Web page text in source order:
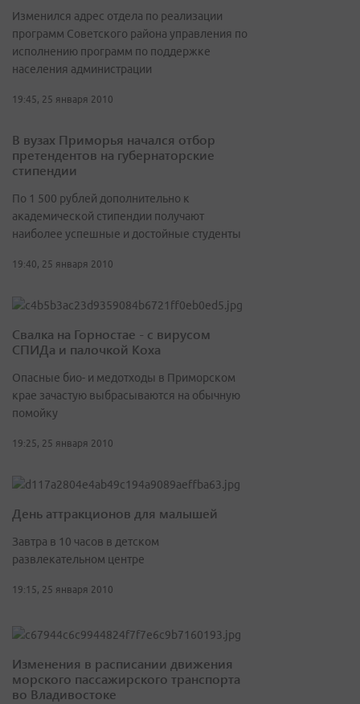
Изменился адрес отдела по реализации
программ Советского района управления по
исполнению программ по поддержке
населения администрации
19:45, 25 января 2010
В вузах Приморья начался отбор
претендентов на губернаторские
стипендии
По 1 500 рублей дополнительно к
академической стипендии получают
наиболее успешные и достойные студенты
19:40, 25 января 2010
Свалка на Горностае - с вирусом
СПИДа и палочкой Коха
Опасные био- и медотходы в Приморском
крае зачастую выбрасываются на обычную
помойку
19:25, 25 января 2010
День аттракционов для малышей
Завтра в 10 часов в детском
развлекательном центре
19:15, 25 января 2010
Изменения в расписании движения
морского пассажирского транспорта
во Владивостоке